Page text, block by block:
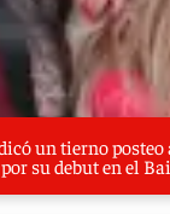
un tierno posteo
su debut en el